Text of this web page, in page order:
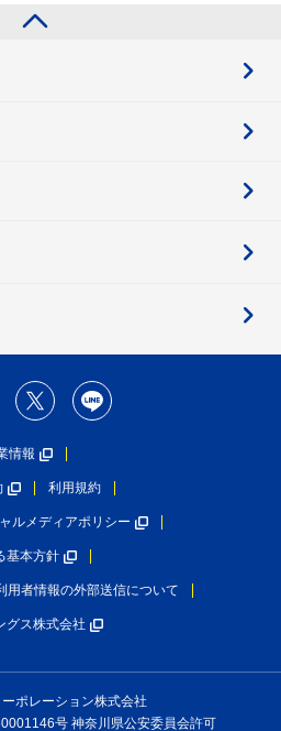
情報
利用規約
ルメディアポリシー
基本方針
用者情報の外部送信について
グス株式会社
ポレーション株式会社
号 神奈川県公安委員会許可